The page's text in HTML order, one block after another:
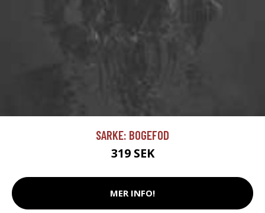
SARKE: BOGEFOD
319 SEK
MER INFO!